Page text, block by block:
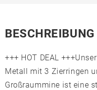
BESCHREIBUNG
+++ HOT DEAL
Metall mit 3 Zierringen
Großraummine ist eine